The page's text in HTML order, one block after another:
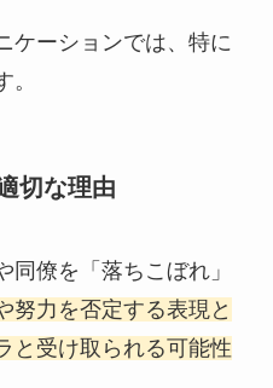
ケーションでは、特に
切な理由
同僚を「落ちこぼれ」
努力を否定する表現と
と受け取られる可能性